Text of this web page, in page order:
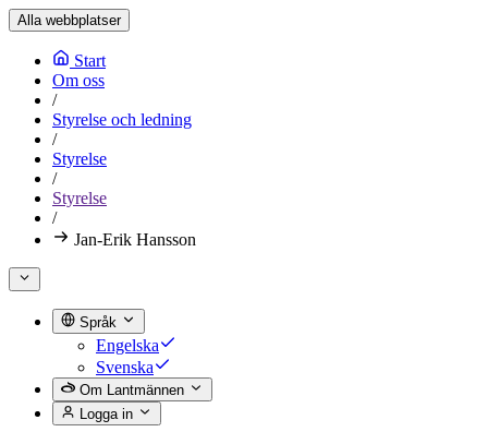
Alla webbplatser
Start
Om oss
/
Styrelse och ledning
/
Styrelse
/
Styrelse
/
Jan-Erik Hansson
Språk
Engelska
Svenska
Om Lantmännen
Logga in